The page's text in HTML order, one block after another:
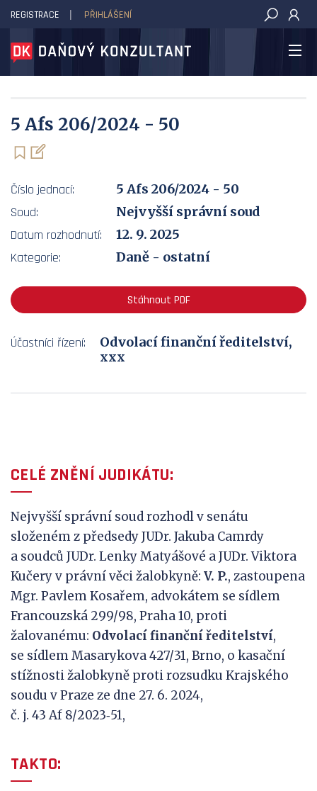
DAŇOVÝ KONZULTANT
REGISTRACE PŘIHLÁŠENÍ
5 Afs 206/2024 - 50
Číslo jednací:
5 Afs 206/2024 - 50
Soud:
Nejvyšší správní soud
Datum rozhodnutí:
12. 9. 2025
Kategorie:
Daně - ostatní
Stáhnout PDF
Účastníci řízení:
Odvolací finanční ředitelství,
xxx
CELÉ ZNĚNÍ JUDIKÁTU:
Nejvyšší správní soud rozhodl v senátu
složeném z předsedy JUDr. Jakuba Camrdy
a soudců JUDr. Lenky Matyášové a JUDr. Viktora
Kučery v právní věci žalobkyně: V. P., zastoupena
Mgr. Pavlem Kosařem, advokátem se sídlem
Francouzská 299/98, Praha 10, proti
žalovanému: Odvolací finanční ředitelství,
se sídlem Masarykova 427/31, Brno, o kasační
stížnosti žalobkyně proti rozsudku Krajského
soudu v Praze ze dne 27. 6. 2024,
č. j. 43 Af 8/2023‑51,
TAKTO: